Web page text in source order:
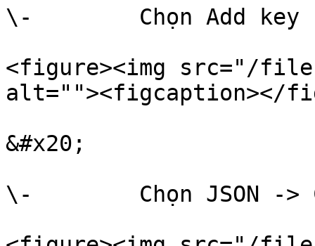
\-        Chọn Add key -
<figure><img src="/
alt=""><figcaption></
&#x20;
\-        Chọn JSON ->